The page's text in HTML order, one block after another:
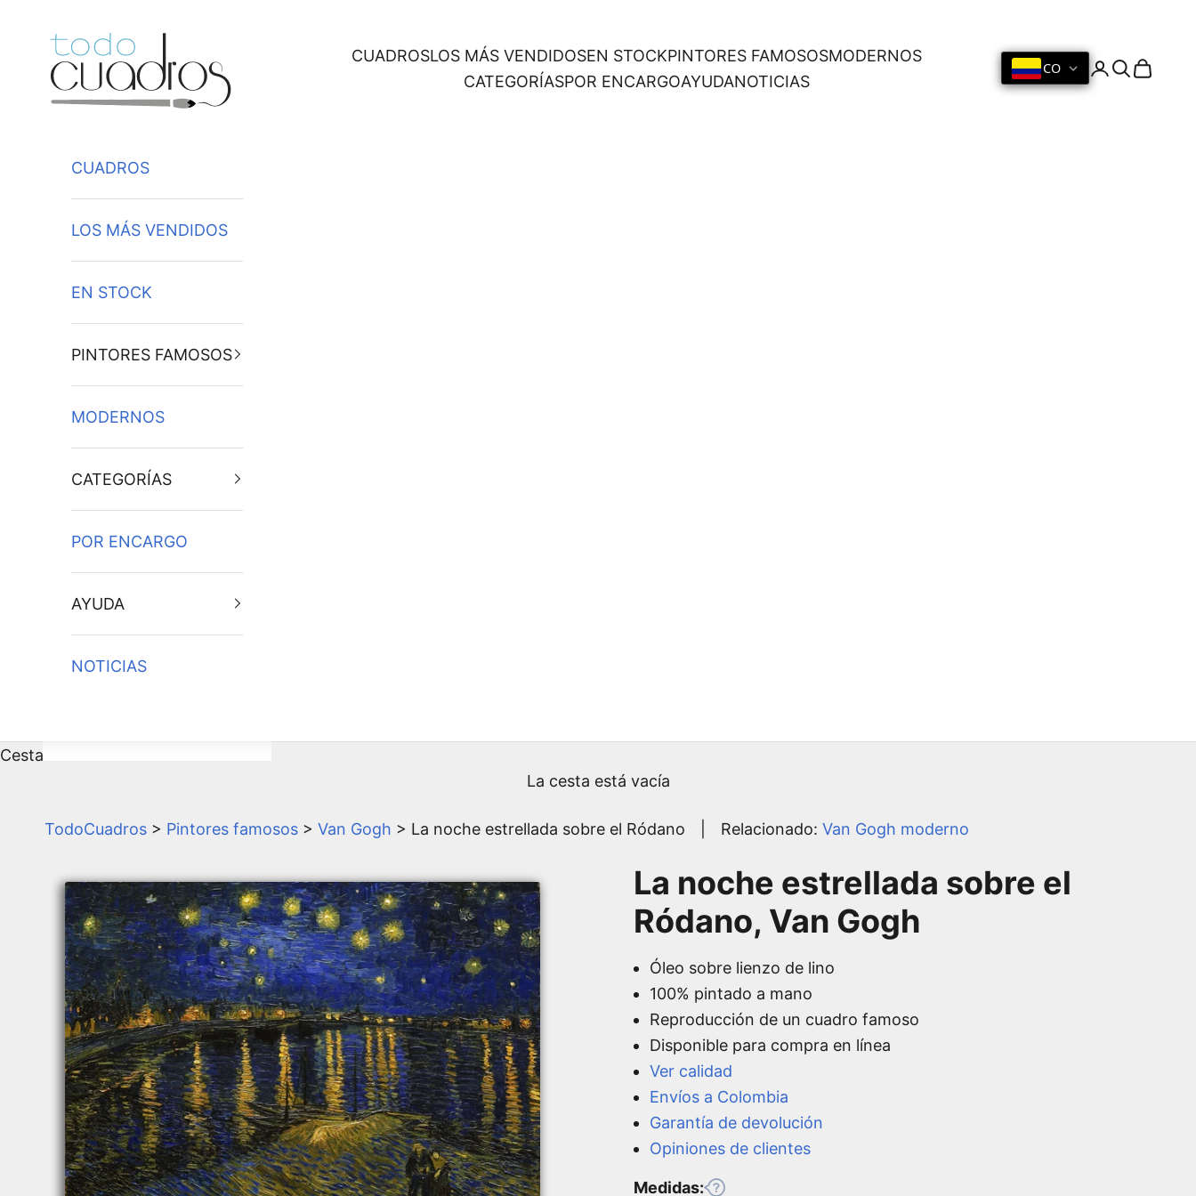
CUADROSLOS MÁS VENDIDOSEN STOCKPINTORES FAMOSOSMODERNOS
CATEGORÍASPOR ENCARGOAYUDANOTICIAS
CO Iniciar sesión
Buscar
Cesta
CUADROS
LOS MÁS VENDIDOS
EN STOCK
PINTORES FAMOSOS
MODERNOS
CATEGORÍAS
POR ENCARGO
AYUDA
NOTICIAS
Cesta
La cesta está vacía
TodoCuadros > Pintores famosos > Van Gogh > La noche estrellada sobre el Ródano Relacionado: Van Gogh moderno
La noche estrellada sobre el
Ródano, Van Gogh
Óleo sobre lienzo de lino
100% pintado a mano
Reproducción de un cuadro famoso
Disponible para compra en línea
Ver calidad
Envíos a Colombia
Garantía de devolución
Opiniones de clientes
Medidas: